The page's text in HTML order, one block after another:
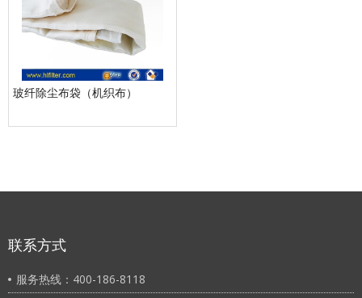
玻纤除尘布袋（机织布）
联系方式
服务热线：400-186-8118